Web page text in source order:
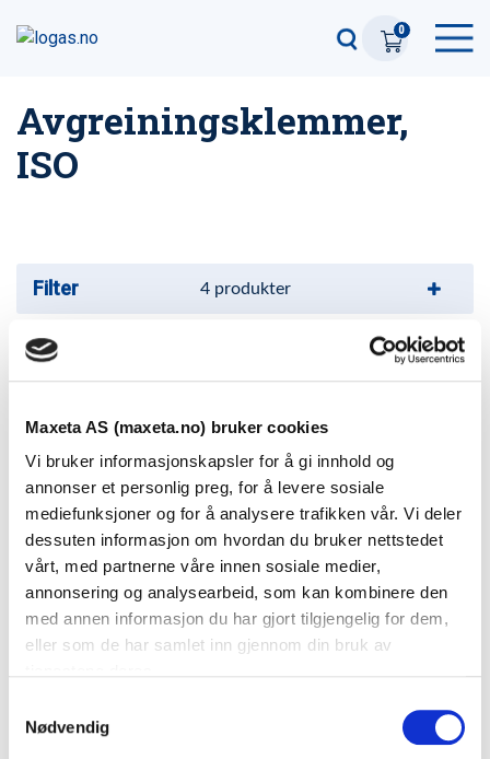
Maxeta AS (maxeta.no) bruker cookies
Vi bruker informasjonskapsler for å gi innhold og
annonser et personlig preg, for å levere sosiale
mediefunksjoner og for å analysere trafikken vår. Vi deler
dessuten informasjon om hvordan du bruker nettstedet
vårt, med partnerne våre innen sosiale medier,
annonsering og analysearbeid, som kan kombinere den
med annen informasjon du har gjort tilgjengelig for dem,
eller som de har samlet inn gjennom din bruk av
Nødvendig
0
Avgreiningsklemmer,
ISO
Filter 4produkter
7 varianter
Avgreningsklemme, ISO, EX/Blank
El-nummer: 2874442
Varenummer: 332350003
Avgreningsklemmer, ISO, m/pakningsinnlegg
2 varianter
Avgreningssikringer, ISO